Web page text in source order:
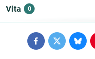
Vita 0
FacebookTwitter